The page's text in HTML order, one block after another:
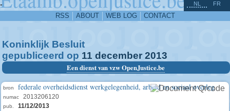
-
RSS ABOUT WEB LOG CONTACT
NL FR
Koninklijk Besluit
gepubliceerd op 11 december 2013
Een dienst van vzw OpenJustice.be
bron federale overheidsdienst werkgelegenheid, arbeid en sociaal overleg
numac 2013206120
pub. 11/12/2013
^